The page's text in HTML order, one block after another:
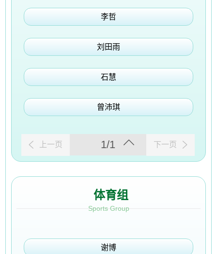
李哲
刘田雨
石慧
曾沛琪
上一页 1/1 下一页
体育组
Sports Group
谢博